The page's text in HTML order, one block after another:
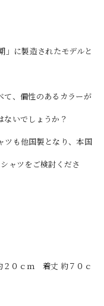
」に製造されたモデルと
て、個性のあるカラーが
ないでしょうか？
ツも他国製となり、本国
ャツをご検討くださ
０ｃｍ 着丈 約７０ｃ